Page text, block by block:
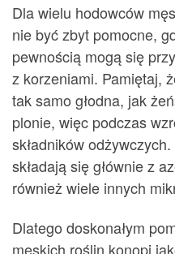
Dla wielu hodowców
nie być zbyt pomocne,
pewnością mogą się
z korzeniami. Pamiętaj,
tak samo głodna, jak
plonie, więc podczas
składników
składają się głównie z
również wiele innych
Dlatego doskonałym
męskich roślin konopi